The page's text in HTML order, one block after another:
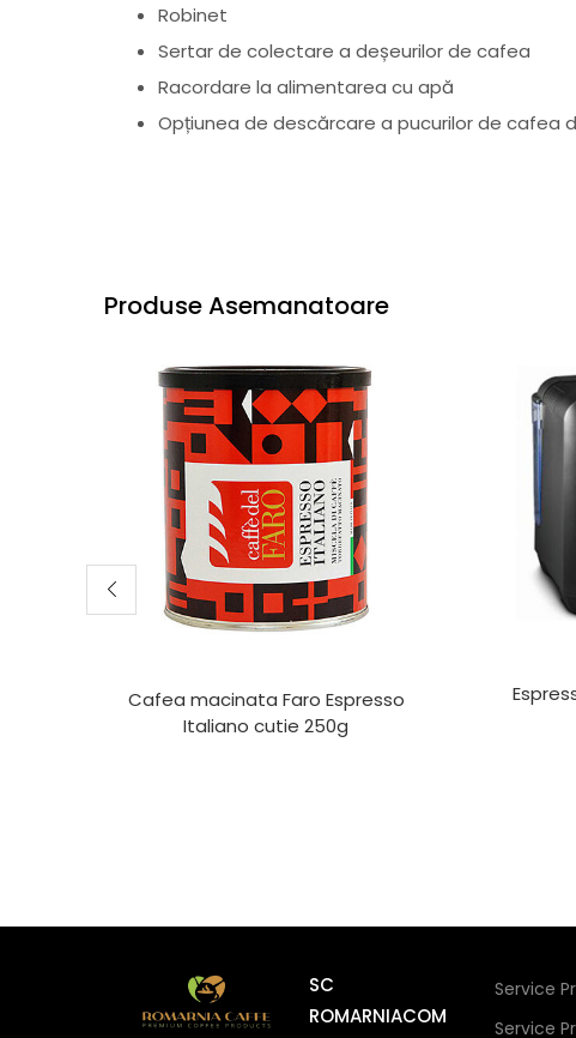
Robinet
Sertar de colectare a deșeurilor de cafea
Racordare la alimentarea cu apă
Opțiunea de descărcare a pucurilor de cafea
Produse Asemanatoare
Cafea macinata Faro Espresso
Italiano cutie 250g
SC
ROMARNIACOM
Service
Service